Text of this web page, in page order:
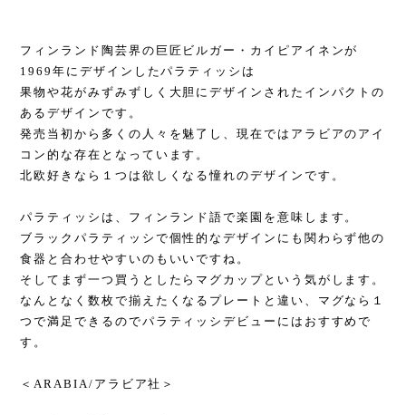
フィンランド陶芸界の巨匠ビルガー・カイピアイネンが
1969年にデザインしたパラティッシは
果物や花がみずみずしく大胆にデザインされたインパクトの
あるデザインです。
発売当初から多くの人々を魅了し、現在ではアラビアのアイ
コン的な存在となっています。
北欧好きなら１つは欲しくなる憧れのデザインです。
パラティッシは、フィンランド語で楽園を意味します。
ブラックパラティッシで個性的なデザインにも関わらず他の
食器と合わせやすいのもいいですね。
そしてまず一つ買うとしたらマグカップという気がします。
なんとなく数枚で揃えたくなるプレートと違い、マグなら１
つで満足できるのでパラティッシデビューにはおすすめで
す。
＜ARABIA/アラビア社＞